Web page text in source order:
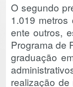
O segundo
1.019
ente outros,
Programa de
graduação
realização